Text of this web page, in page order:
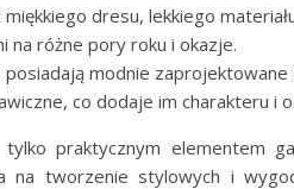
dresu, lekkiego
na różne pory roku i okazje.
modnie
co dodaje im charakteru i
praktycznym elementem
na tworzenie stylowych i